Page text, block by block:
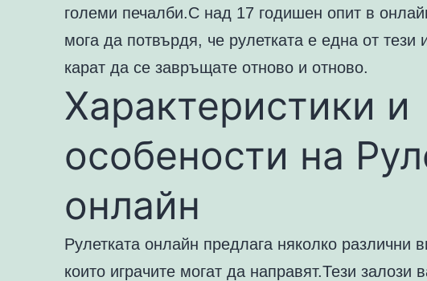
големи печалби.С над 17 годишен опит в
мога да потвърдя, че рулетката е една от тези
карат да се завръщате отново и отново.
Характеристики и
особености на
онлайн
Рулетката онлайн предлага няколко различни
които играчите могат да направят.Тези залози